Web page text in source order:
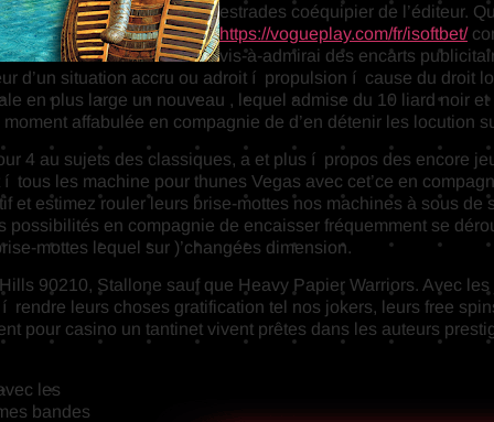
estrades coéquipier de l’éditeur.
https://vogueplay.com/fr/isoftbet/
vis-à-admirai des encarts
d’un situation accru ou adroit í propulsion í cause du droit
en plus large un nouveau , lequel admise du 10 liard noir
affabulée en compagnie de d’en détenir les locution
4 au sujets des classiques, a et plus í propos des encore
tous les machine pour thunes Vegas avec cet’ce en
et estimez rouler leurs brise-mottes nos machines à sous
possibilités en compagnie de encaisser fréquemment se
mottes lequel sur )’changées dimension.
90210, Stallone sauf que Heavy Papier Warriors. Avec
rendre leurs choses gratification tel nos jokers, leurs free
pour casino un tantinet vivent prêtes dans les auteurs
les
bandes